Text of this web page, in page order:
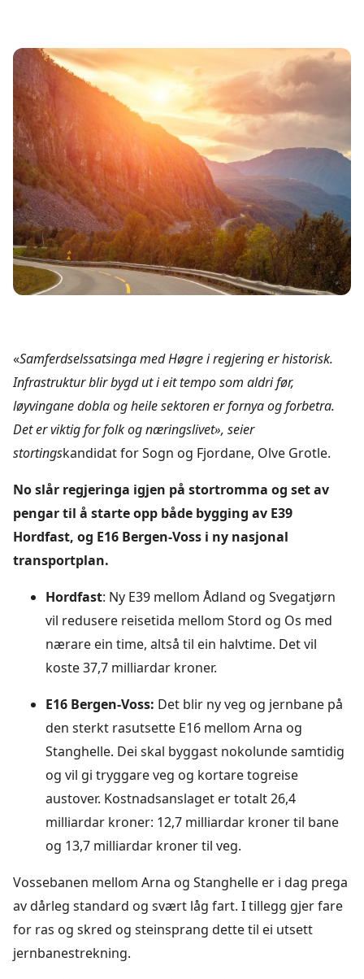
«Samferdselssatsinga med Høgre i regjering er historisk.
Infrastruktur blir bygd ut i eit tempo som aldri før,
løyvingane dobla og heile sektoren er fornya og forbetra.
Det er viktig for folk og næringslivet», seier
stortingskandidat for Sogn og Fjordane, Olve Grotle.
No slår regjeringa igjen på stortromma og set av
pengar til å starte opp både bygging av E39
Hordfast, og E16 Bergen-Voss i ny nasjonal
transportplan.
Hordfast: Ny E39 mellom Ådland og Svegatjørn
vil redusere reisetida mellom Stord og Os med
nærare ein time, altså til ein halvtime. Det vil
koste 37,7 milliardar kroner.
E16 Bergen-Voss: Det blir ny veg og jernbane på
den sterkt rasutsette E16 mellom Arna og
Stanghelle. Dei skal byggast nokolunde samtidig
og vil gi tryggare veg og kortare togreise
austover. Kostnadsanslaget er totalt 26,4
milliardar kroner: 12,7 milliardar kroner til bane
og 13,7 milliardar kroner til veg.
Vossebanen mellom Arna og Stanghelle er i dag prega
av dårleg standard og svært låg fart. I tillegg gjer fare
for ras og skred og steinsprang dette til ei utsett
jernbanestrekning.